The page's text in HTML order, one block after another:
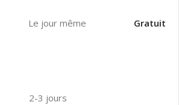
Le jour même Gratuit
2-3 jours